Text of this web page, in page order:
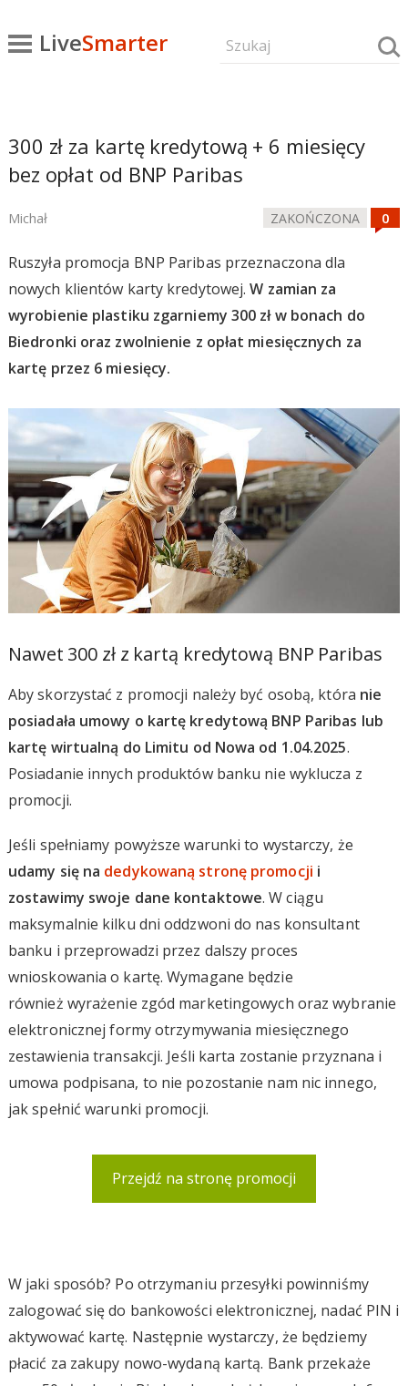
LiveSmarter
300 zł za kartę kredytową + 6 miesięcy
bez opłat od BNP Paribas
Michał ZAKOŃCZONA
Ruszyła promocja BNP Paribas przeznaczona dla
nowych klientów karty kredytowej.W zamian za
wyrobienie plastiku zgarniemy 300 zł w bonach do
Biedronki oraz zwolnienie z opłat miesięcznych za
kartę przez 6 miesięcy.
Nawet 300 zł z kartą kredytową BNP Paribas
Aby skorzystać z promocji należy być osobą, która nie
posiadała umowy o kartę kredytową BNP Paribas lub
kartę wirtualną do Limitu od Nowa od 1.04.2025.
Posiadanie innych produktów banku nie wyklucza z
promocji.
Jeśli spełniamy powyższe warunki to wystarczy, że
udamy się na dedykowaną stronę promocji i
zostawimy swoje dane kontaktowe. W ciągu
maksymalnie kilku dni oddzwoni do nas konsultant
banku i przeprowadzi przez dalszy proces
wnioskowania o kartę. Wymagane będzie
również wyrażenie zgód marketingowych oraz wybranie
elektronicznej formy otrzymywania miesięcznego
zestawienia transakcji. Jeśli karta zostanie przyznana i
umowa podpisana, to nie pozostanie nam nic innego,
jak spełnić warunki promocji.
Przejdź na stronę promocji
W jaki sposób? Po otrzymaniu przesyłki powinniśmy
zalogować się do bankowości elektronicznej, nadać PIN i
aktywować kartę. Następnie wystarczy, że będziemy
płacić za zakupy nowo-wydaną kartą. Bank przekaże